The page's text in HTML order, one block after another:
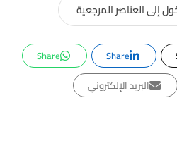
إلى العناصر المرجعية
Share
Share
البريد الإلكتروني